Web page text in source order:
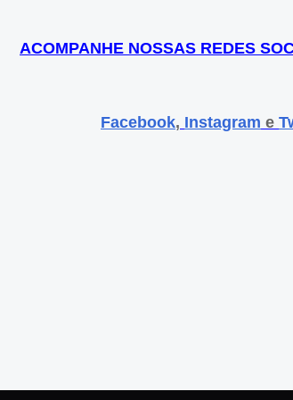
ACOMPANHE NOSSAS REDES
Facebook, Instagram e